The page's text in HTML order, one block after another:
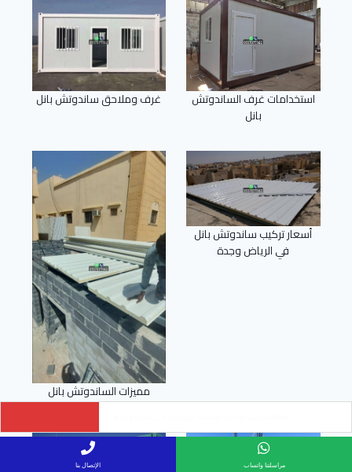
استخدامات غرف الساندوتش
بانل
غرف وملاحق ساندوتش بانل
أسعار تركيب ساندوتش بانل
في الرياض وجدة
مميزات الساندوتش بانل
مراسلتنا واتساب الإتصال بنا